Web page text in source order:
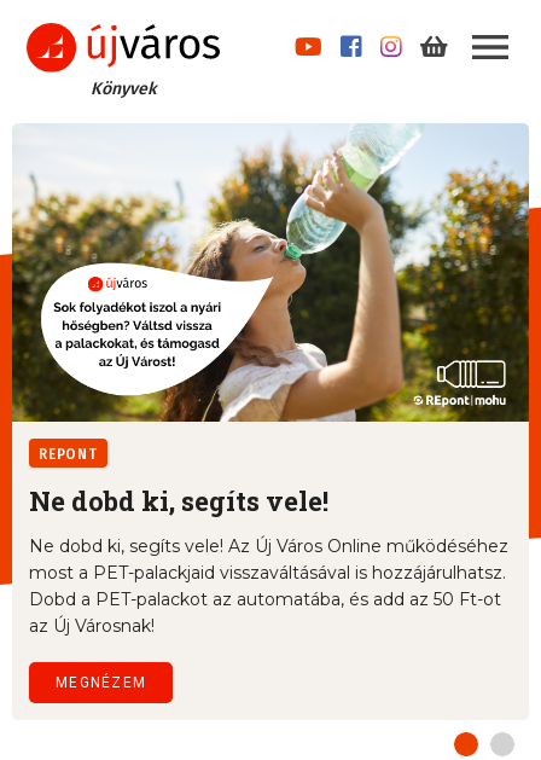
Könyvek
REPONT
Ne dobd ki, segíts vele!
Ne dobd ki, segíts vele! Az Új Város Online működéséhez
most a PET-palackjaid visszaváltásával is hozzájárulhatsz.
Dobd a PET-palackot az automatába, és add az 50 Ft-ot
az Új Városnak!
MEGNÉZEM